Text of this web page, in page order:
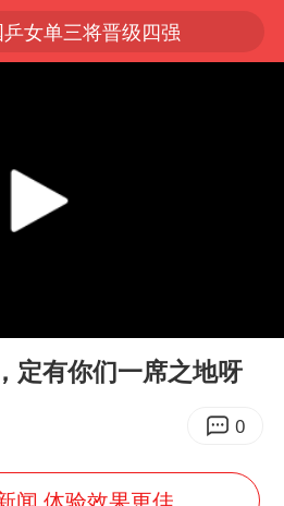
乒女单三将晋级四强
新主播李秋莹孙亚鹏亮相
酒店花洒现排泄物住客索赔遭拒
定有你们一席之地呀
0